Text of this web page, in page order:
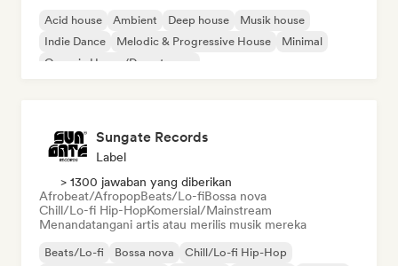
Acid house Ambient Deep house
Musik house
Indie Dance
Melodic & Progressive House
Minimal
Organic House/Downtempo
Sungate Records
Label
> 1300 jawaban yang diberikan
Afrobeat/AfropopBeats/Lo-fiBossa nova
Chill/Lo-fi Hip-HopKomersial/Mainstream
Menandatangani artis atau merilis musik mereka
Beats/Lo-fi Bossa nova
Chill/Lo-fi Hip-Hop